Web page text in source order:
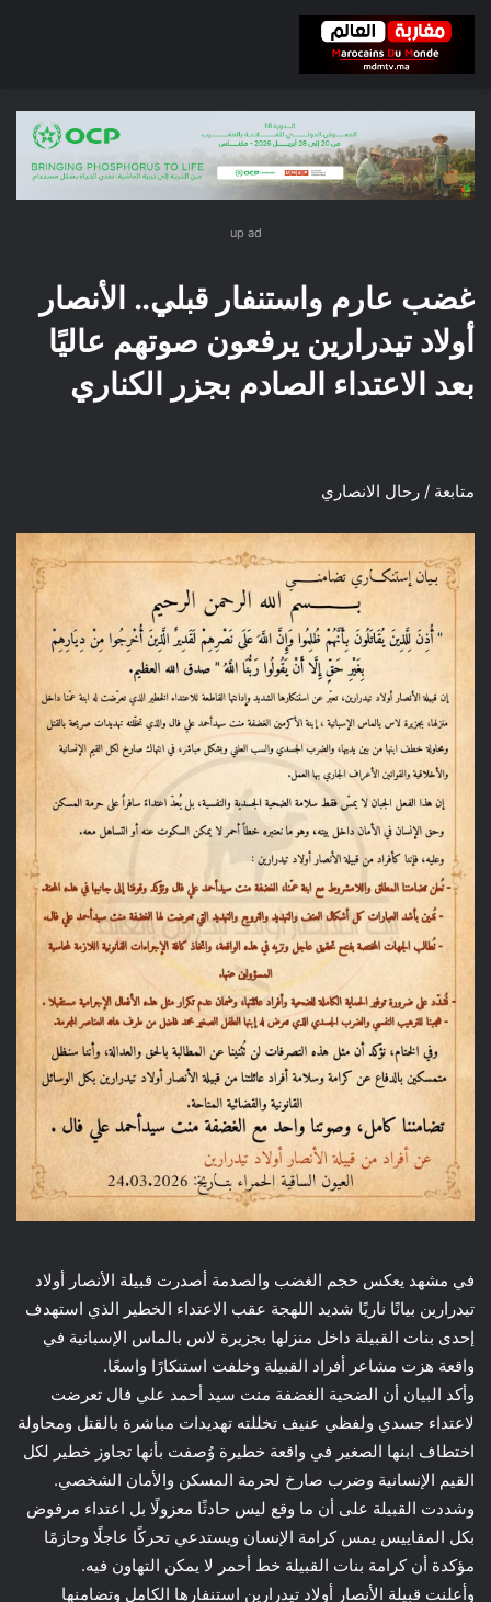
up ad
غضب عارم واستنفار قبلي.. الأنصار
أولاد تيدرارين يرفعون صوتهم عاليًا
بعد الاعتداء الصادم بجزر الكناري
متابعة / رحال الانصاري
في مشهد يعكس حجم الغضب والصدمة أصدرت قبيلة الأنصار أولاد
تيدرارين بيانًا ناريًا شديد اللهجة عقب الاعتداء الخطير الذي استهدف
إحدى بنات القبيلة داخل منزلها بجزيرة لاس بالماس الإسبانية في
واقعة هزت مشاعر أفراد القبيلة وخلفت استنكارًا واسعًا.
وأكد البيان أن الضحية الغضفة منت سيد أحمد علي فال تعرضت
لاعتداء جسدي ولفظي عنيف تخللته تهديدات مباشرة بالقتل ومحاولة
اختطاف ابنها الصغير في واقعة خطيرة وُصفت بأنها تجاوز خطير لكل
القيم الإنسانية وضرب صارخ لحرمة المسكن والأمان الشخصي.
وشددت القبيلة على أن ما وقع ليس حادثًا معزولًا بل اعتداء مرفوض
بكل المقاييس يمس كرامة الإنسان ويستدعي تحركًا عاجلًا وحازمًا
مؤكدة أن كرامة بنات القبيلة خط أحمر لا يمكن التهاون فيه.
وأعلنت قبيلة الأنصار أولاد تيدرارين استنفارها الكامل وتضامنها